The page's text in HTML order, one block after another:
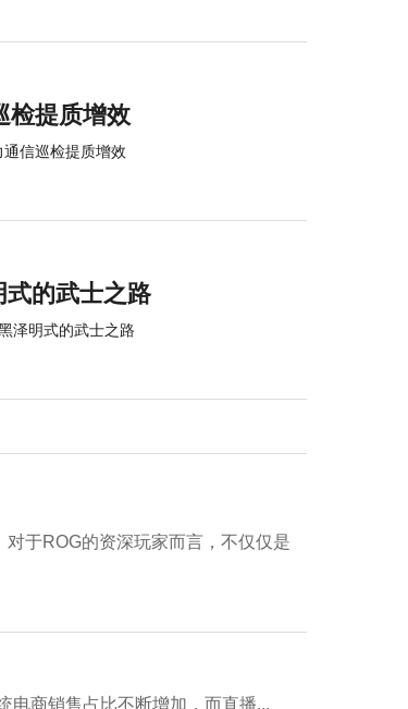
检提质增效
信巡检提质增效
的武士之路
泽明式的武士之路
于ROG的资深玩家而言，不仅仅是
电商销售占比不断增加，而直播...